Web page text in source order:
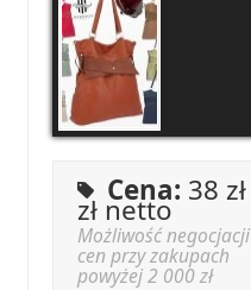
Cena: 38 zł
zł netto
Możliwość negocjacji
cen przy zakupach
powyżej 2 000 zł